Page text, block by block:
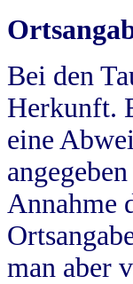
Bei den
Herkunft.
eine
Annahme
man aber